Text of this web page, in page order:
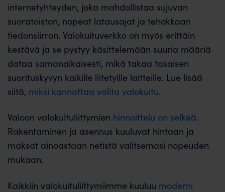
internetyhteyden, joka mahdollistaa sujuvan
suoratoiston, nopeat latausajat ja tehokkaan
tiedonsiirron. Valokuituverkko on myös erittäin
kestävä ja se pystyy käsittelemään suuria määriä
dataa samanaikaisesti, mikä takaa tasaisen
suorituskyvyn kaikille liitetyille laitteille. Lue lisää
siitä, miksi kannattaa valita valokuitu.
Valoon valokuituliittymien hinnoittelu on selkeä.
Rakentaminen ja asennus kuuluvat hintaan ja
maksat ainoastaan netistä valitsemasi nopeuden
mukaan.
Kaikkiin valokuituliittymiimme kuuluu moderni